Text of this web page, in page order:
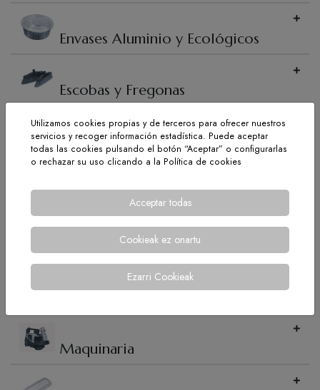
Envases Aluminio y Ecológicos
Escobas y Fregonas
Exterminadores Insectos
Guantes
Haraganes
Maquinaria
Utilizamos cookies propias y de terceros para ofrecer nuestros
servicios y recoger información estadística. Puede aceptar
todas las cookies pulsando el botón “Aceptar” o configurarlas
o rechazar su uso clicando a la Política de cookies
Acceptar todas
Cookieak ez onartu
Ezarri Cookieak